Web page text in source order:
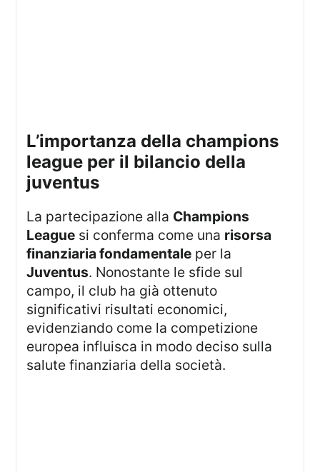
l’importanza della champions
league per il bilancio della
juventus
La partecipazione alla Champions
League si conferma come una risorsa
finanziaria fondamentale per la
Juventus. Nonostante le sfide sul
campo, il club ha già ottenuto
significativi risultati economici,
evidenziando come la competizione
europea influisca in modo deciso sulla
salute finanziaria della società.